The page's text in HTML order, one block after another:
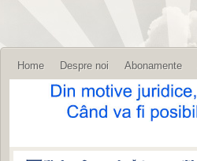
Home Despre noi Abonamente